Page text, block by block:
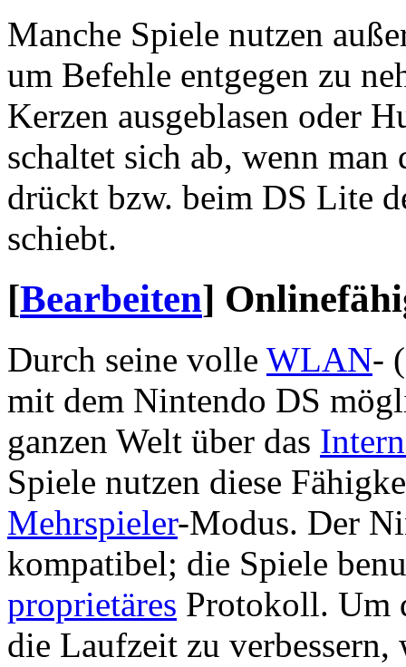
Manche Spiele nutzen
um Befehle entgegen zu
Kerzen ausgeblasen oder
schaltet sich ab, wenn
drückt bzw. beim DS Lite
schiebt.
[Bearbeiten]
Durch seine volle WLAN-
mit dem Nintendo DS
ganzen Welt über das
Spiele nutzen diese
Mehrspieler-Modus. Der
kompatibel; die Spiele
proprietäres Protokoll. Um
die Laufzeit zu